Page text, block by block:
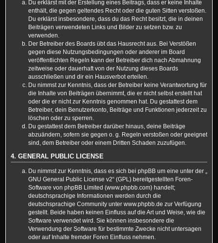
Du erklärst mit der Erstellung eines Beitrags, dass er keine Inhalte
enthält, die gegen geltendes Recht oder die guten Sitten verstoßen.
Du erklärst insbesondere, dass du das Recht besitzt, die in deinen
Beiträgen verwendeten Links und Bilder zu setzen bzw. zu
verwenden.
Der Betreiber des Boards übt das Hausrecht aus. Bei Verstößen
gegen diese Nutzungsbedingungen oder anderer im Board
veröffentlichten Regeln kann der Betreiber dich nach Abmahnung
zeitweise oder dauerhaft von der Nutzung dieses Boards
ausschließen und dir ein Hausverbot erteilen.
Du nimmst zur Kenntnis, dass der Betreiber keine Verantwortung für
die Inhalte von Beiträgen übernimmt, die er nicht selbst erstellt hat
oder die er nicht zur Kenntnis genommen hat. Du gestattest dem
Betreiber, dein Benutzerkonto, Beiträge und Funktionen jederzeit zu
löschen oder zu sperren.
Du gestattest dem Betreiber darüber hinaus, deine Beiträge
abzuändern, sofern sie gegen o. g. Regeln verstoßen oder geeignet
sind, dem Betreiber oder einem Dritten Schaden zuzufügen.
4. GENERAL PUBLIC LICENSE
Du nimmst zur Kenntnis, dass es sich bei phpBB um eine unter der „
GNU General Public License v2“ (GPL) bereitgestellten Foren-
Software von phpBB Limited (www.phpbb.com) handelt;
deutschsprachige Informationen werden durch die
deutschsprachige Community unter www.phpbb.de zur Verfügung
gestellt. Beide haben keinen Einfluss auf die Art und Weise, wie die
Software verwendet wird. Sie können insbesondere die
Verwendung der Software für bestimmte Zwecke nicht untersagen
oder auf Inhalte fremder Foren Einfluss nehmen.